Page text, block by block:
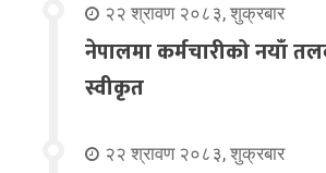
२२ श्रावण २०८३, शुक्रबार
नेपालमा कर्मचारीको नयाँ
स्वीकृत
२२ श्रावण २०८३, शुक्रबार